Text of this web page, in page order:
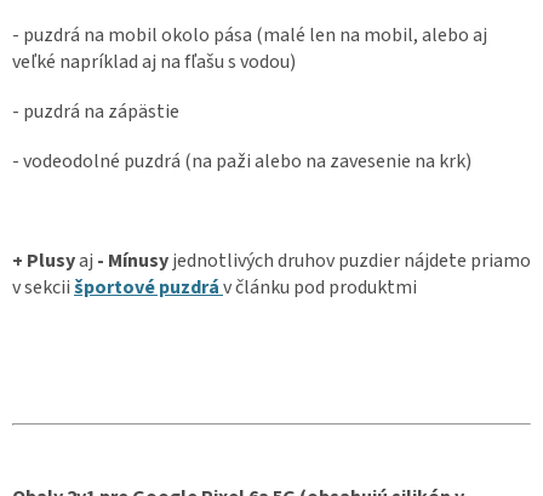
- puzdrá na mobil okolo pása (malé len na mobil, alebo aj
veľké napríklad aj na fľašu s vodou)
- puzdrá na zápästie
- vodeodolné puzdrá (na paži alebo na zavesenie na krk)
+ Plusyaj - Mínusyjednotlivých druhov puzdier nájdete priamo
v sekciišportové puzdráv článku pod produktmi